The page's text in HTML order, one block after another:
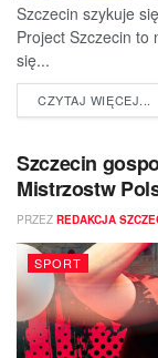
Szczecin szykuje
Project Szczecin to
się...
CZYTAJ WIĘCEJ...
Szczecin
Mistrzostw
PRZEZ REDAKCJA
SPORT